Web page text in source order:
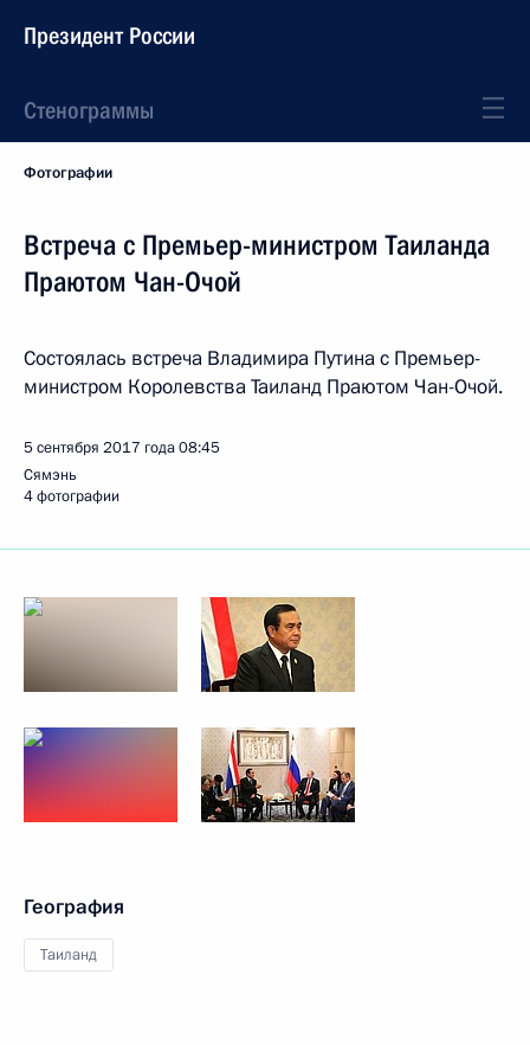
Президент России
Стенограммы
Фотографии
Встреча с Премьер-министром Таиланда
Праютом Чан-Очой
Состоялась встреча Владимира Путина с Премьер-
министром Королевства Таиланд Праютом Чан-Очой.
5 сентября 2017 года08:45
Сямэнь
4 фотографии
География
Таиланд